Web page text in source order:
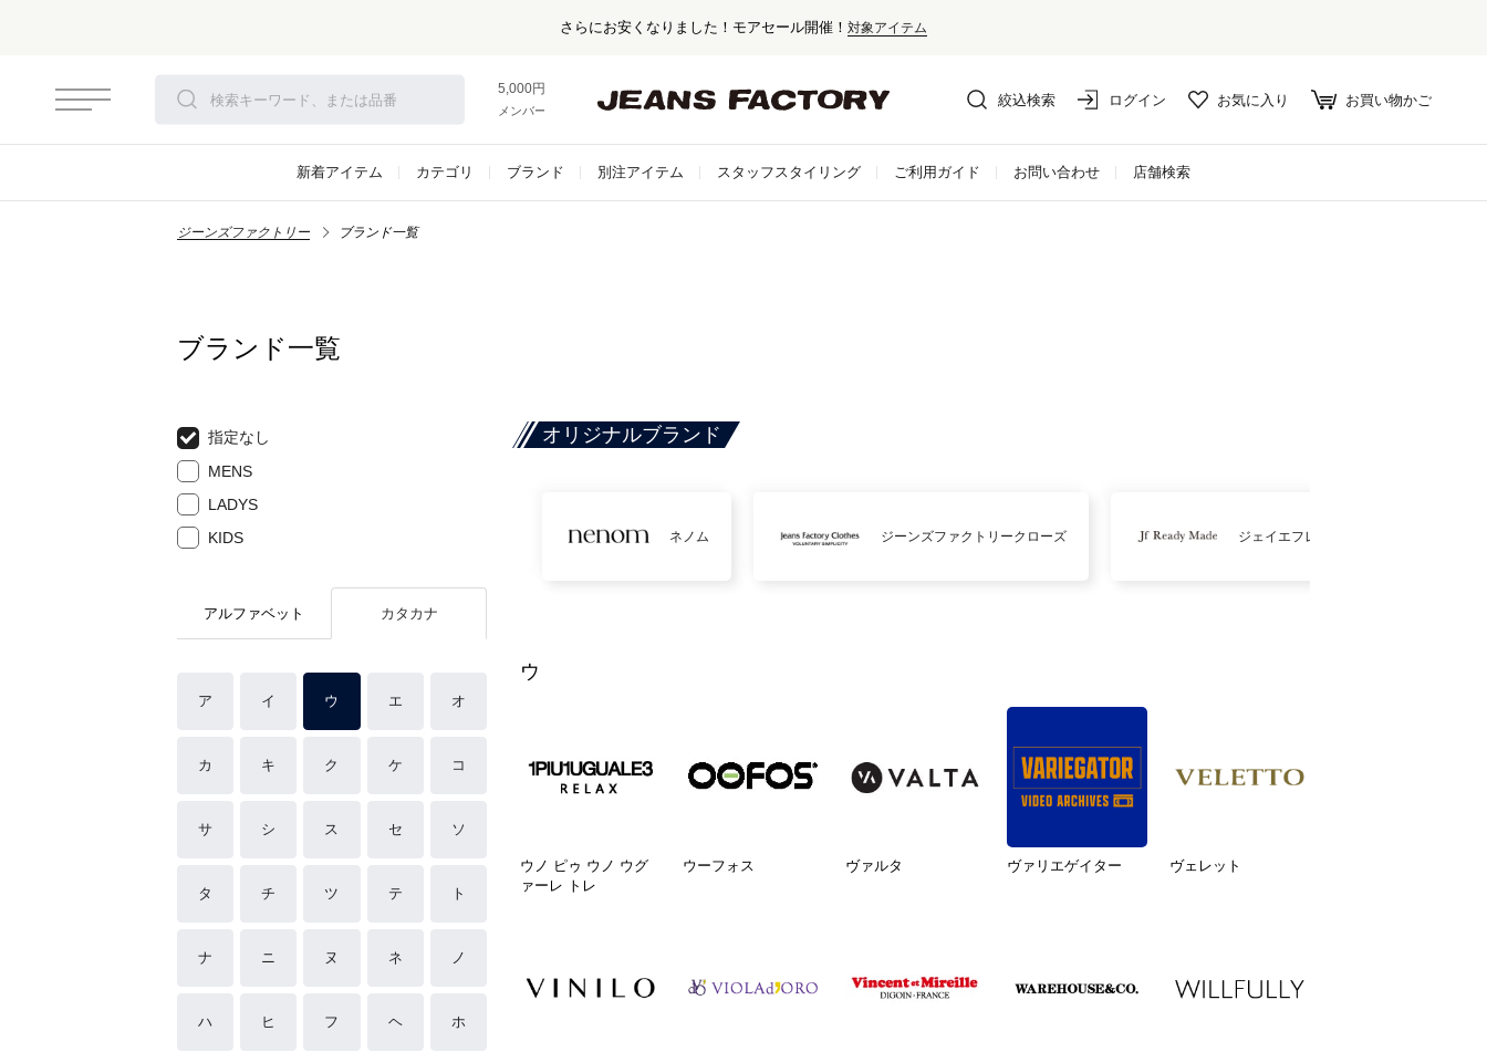
さらにお安くなりました！モアセール開催！ 対象アイテム
5,000円以上お買い上げで送料無料！
メンバー登録でお得な情報をゲット。さらに詳しく
絞込検索 ログイン お気に入り お買い物かご
新着アイテム カテゴリ ブランド 別注アイテム スタッフスタイリング ご利用ガイド お問い合わせ 店舗検索
ジーンズファクトリー ブランド一覧
ブランド一覧
指定なし
MENS
LADYS
KIDS
アルファベット カタカナ
ア イ ウ エ オ
カ キ ク ケ コ
サ シ ス セ ソ
タ チ ツ テ ト
ナ ニ ヌ ネ ノ
ハ ヒ フ ヘ ホ
オリジナルブランド
ネノム ジーンズファクトリークローズ ジェイエフレディメイド
ウ
ウノ ピゥ ウノ ウグ
ァーレ トレ
ウーフォス ヴァルタ ヴァリエゲイター ヴェレット